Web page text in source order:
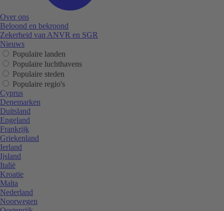
Over ons
Beloond en bekroond
Zekerheid van ANVR en SGR
Nieuws
Populaire landen
Populaire luchthavens
Populaire steden
Populaire regio's
Cyprus
Denemarken
Duitsland
Engeland
Frankrijk
Griekenland
Ierland
Ijsland
Italië
Kroatie
Malta
Nederland
Noorwegen